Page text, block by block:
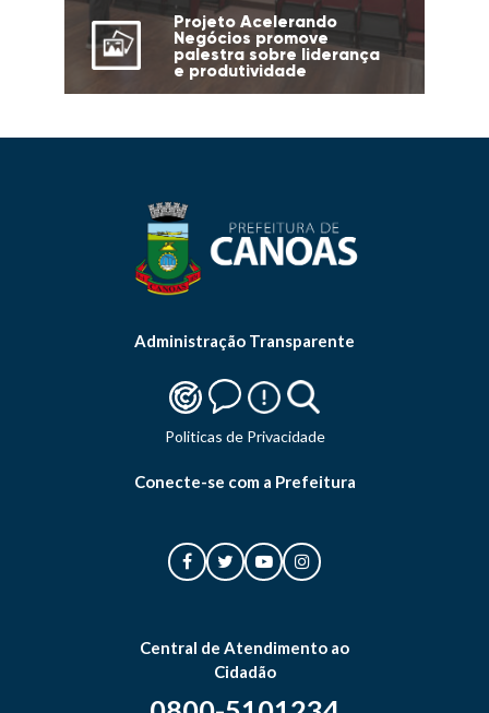
Projeto Acelerando
Negócios promove
palestra sobre liderança
e produtividade
Administração Transparente
Politicas de Privacidade
Conecte-se com a Prefeitura
Central de Atendimento ao
Cidadão